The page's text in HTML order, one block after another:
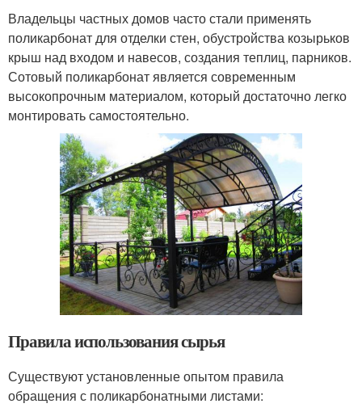
Владельцы частных домов часто стали применять
поликарбонат для отделки стен, обустройства козырьков
крыш над входом и навесов, создания теплиц, парников.
Сотовый поликарбонат является современным
высокопрочным материалом, который достаточно легко
монтировать самостоятельно.
Правила использования сырья
Существуют установленные опытом правила
обращения с поликарбонатными листами: